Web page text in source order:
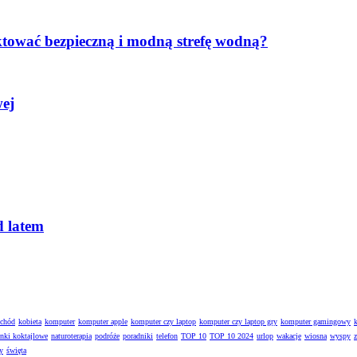
bezpieczną i modną strefę wodną?
latem
kobieta komputer komputer apple komputer czy laptop komputer czy laptop gry komputer gamingowy
koktajlowe naturoterapia podróże poradniki telefon TOP 10 TOP 10 2024 urlop wakacje wiosna wyspy
święta